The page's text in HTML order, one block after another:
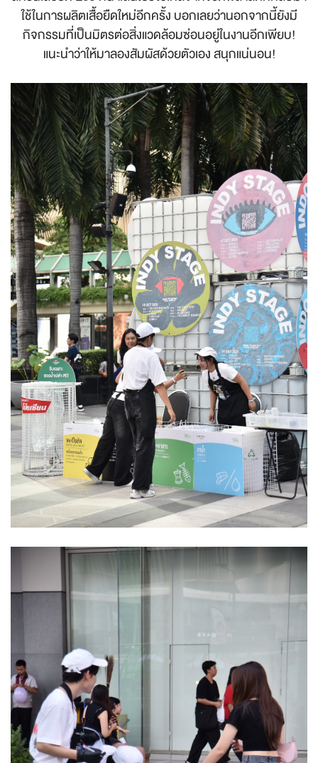
ใช้ในการผลิตเสื้อยืดใหม่อีกครั้ง บอกเลยว่านอกจากนี้ยังมี
กิจกรรมที่เป็นมิตรต่อสิ่งแวดล้อมซ่อนอยู่ในงานอีกเพียบ!
แนะนำว่าให้มาลองสัมผัสด้วยตัวเอง สนุกแน่นอน!